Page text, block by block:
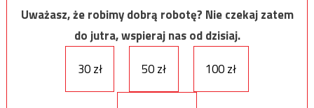
Uważasz, że robimy dobrą robotę? Nie czekaj zatem
do jutra, wspieraj nas od dzisiaj.
30 zł
50 zł 100 zł